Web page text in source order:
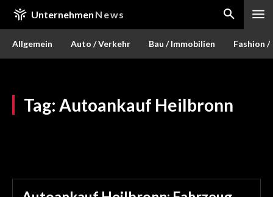
Unternehmen News
Allgemein Auto / Verkehr Bau / Immobilien Fashion /
Tag: Autoankauf Heilbronn